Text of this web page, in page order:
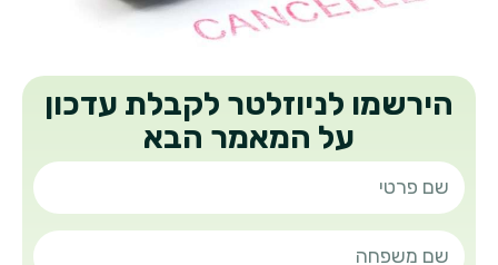
הירשמו לניוזלטר לקבלת עדכון
על המאמר הבא